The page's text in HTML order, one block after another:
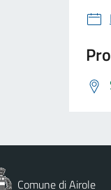
Comune di Airole